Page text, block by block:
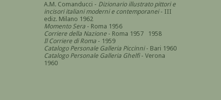
A.M. Comanducci - Dizionario illustrato pittori e
incisori italiani moderni e contemporanei- III
ediz. Milano 1962
Momento Sera - Roma 1956
Corriere della Nazione - Roma 1957 1958
Il Corriere di Roma - 1959
Catalogo Personale Galleria Piccinni- Bari 1960
Catalogo Personale Galleria Ghelfi- Verona
1960